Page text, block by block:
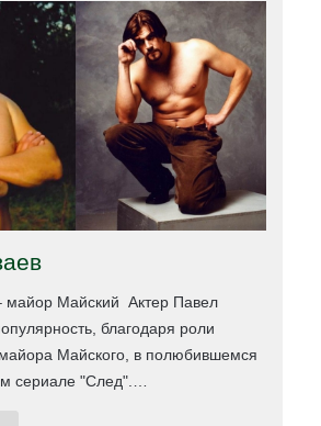
майор Майский Актер Павел
благодаря роли
Майского, в полюбившемся
сериале "След".